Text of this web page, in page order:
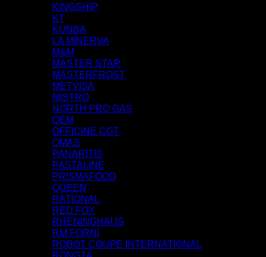
KINGSHIP
KT
KUNBA
LA MINERVA
M&M
MASTER STAR
MASTERFROST
METVISA
MISTRO
NORTH PRO GAS
OEM
OFFICINE CGT
OMAS
PANARITIS
PASTALINE
PRISMAFOOD
QUEEN
RATIONAL
RED FOX
RHENINGHAUS
RM FORNI
ROBOT COUPE INTERNATIONAL